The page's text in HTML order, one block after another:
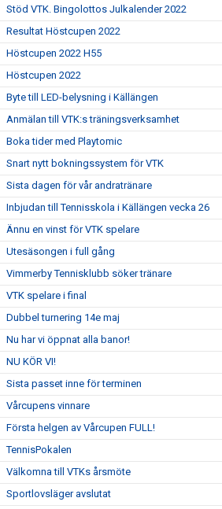
Stöd VTK. Bingolottos Julkalender 2022
Resultat Höstcupen 2022
Höstcupen 2022 H55
Höstcupen 2022
Byte till LED-belysning i Källängen
Anmälan till VTK:s träningsverksamhet
Boka tider med Playtomic
Snart nytt bokningssystem för VTK
Sista dagen för vår andratränare
Inbjudan till Tennisskola i Källängen vecka 26
Ännu en vinst för VTK spelare
Utesäsongen i full gång
Vimmerby Tennisklubb söker tränare
VTK spelare i final
Dubbel turnering 14e maj
Nu har vi öppnat alla banor!
NU KÖR VI!
Sista passet inne för terminen
Vårcupens vinnare
Första helgen av Vårcupen FULL!
TennisPokalen
Välkomna till VTKs årsmöte
Sportlovsläger avslutat